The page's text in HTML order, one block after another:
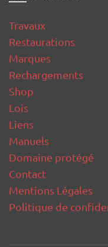
Travaux
Restaurations
Marques
Rechargements
Shop
Lois
Liens
Manuels
Domaine protégé
Contact
Mentions Légales
Politique de